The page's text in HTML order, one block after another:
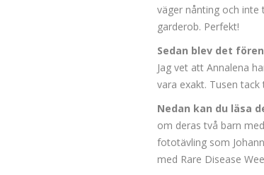
väger nånting och inte
garderob. Perfekt!
Sedan blev det
Jag vet att Annalena
vara exakt. Tusen
Nedan kan du läsa
om deras två barn
fototävling som
med Rare Disease